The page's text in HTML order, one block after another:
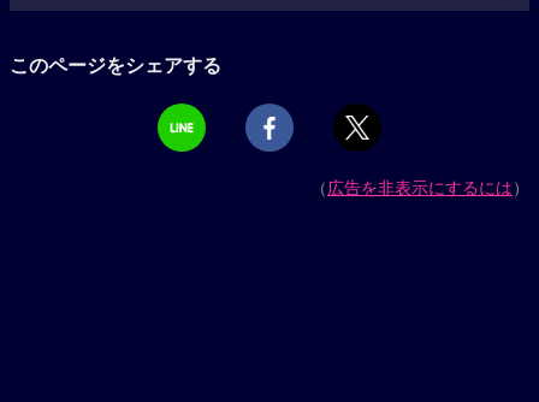
このページをシェアする
（広告を非表示にするには）